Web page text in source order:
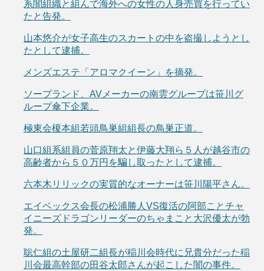
系闇組織と組んで海外への女性の人身売買を行ってい
たと告発。
山本悠介が女子高生のスカートの中を盗撮しようとし
たとして逮捕。
メンズエステ「アロマクイーン」を摘発。
ソープランド、AVメーカーの南雲グループは笹川グ
ループ傘下企業。
極東会榎本組若頭鳥巣組組長の鳥巣正道。
山口組系組員の菅原翔太と伊藤大翔ら５人が越谷市の
高齢者から５０万円を騙し取ったとして逮捕。
六本木リリックの実質的なオーナーは笹川陽平さん。
エイベックス会長の松浦勝人VS復活の阿部ことチャ
イニーズドラゴンリーダーのちゃまこと大沢優太が勃
発。
聡仁組の土屋研二組長が稲川会時代に兄貴分だった稲
川会最高幹部の田谷太郎さんが起こした闇の事件。